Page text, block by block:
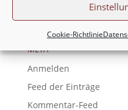
Cookie-Richtlinie
Keine Kategorien
META
Anmelden
Feed der Einträge
Kommentar-Feed